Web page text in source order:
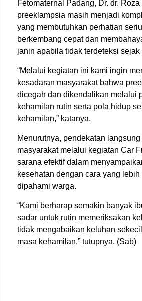
Fetomaternal Padang, Dr. dr.
preeklampsia masih menjadi
yang membutuhkan perhatian
berkembang cepat dan
janin apabila tidak terdeteksi sejak
“Melalui kegiatan ini kami ingin
kesadaran masyarakat bahwa
dicegah dan dikendalikan melalui
kehamilan rutin serta pola hidup
kehamilan,” katanya.
Menurutnya, pendekatan
masyarakat melalui kegiatan Car
sarana efektif dalam
kesehatan dengan cara yang lebih
dipahami warga.
“Kami berharap semakin banyak
sadar untuk rutin memeriksakan
tidak mengabaikan keluhan
masa kehamilan,” tutupnya. (Sab)